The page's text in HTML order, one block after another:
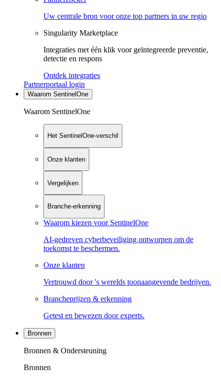
Uw centrale bron voor onze top partners in uw regio
Singularity Marketplace
Integraties met één klik voor geïntegreerde preventie,
detectie en respons
Ontdek integraties
Partnerportaal login
Waarom SentinelOne
Waarom SentinelOne
Het SentinelOne-verschil
Onze klanten
Vergelijken
Branche-erkenning
Waarom kiezen voor SentinelOne
AI-gedreven cyberbeveiliging ontworpen om de
toekomst te beschermen.
Onze klanten
Vertrouwd door 's werelds toonaangevende bedrijven.
Brancheprijzen & erkenning
Getest en bewezen door experts.
Bronnen
Bronnen & Ondersteuning
Bronnen